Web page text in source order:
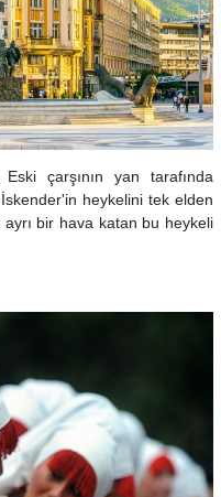
çarşının yan tarafında
heykelini tek elden
ayrı bir hava katan bu heykeli